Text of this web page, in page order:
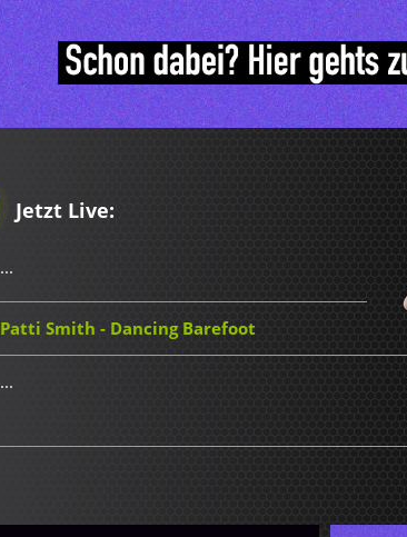
Jetzt Live:
...
Patti Smith - Dancing Barefoot
...